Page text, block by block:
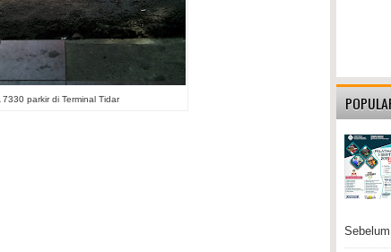
7330 parkir di Terminal Tidar